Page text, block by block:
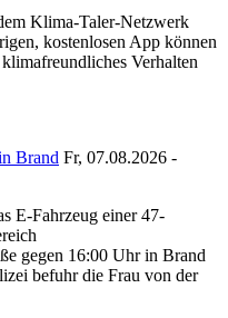
Klima-Taler-Netzwerk
kostenlosen App können
Verhalten
Brand Fr, 07.08.2026 -
E-Fahrzeug einer 47-
gegen 16:00 Uhr in Brand
befuhr die Frau von der